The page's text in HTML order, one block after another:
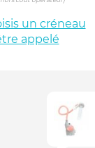
un créneau
appelé